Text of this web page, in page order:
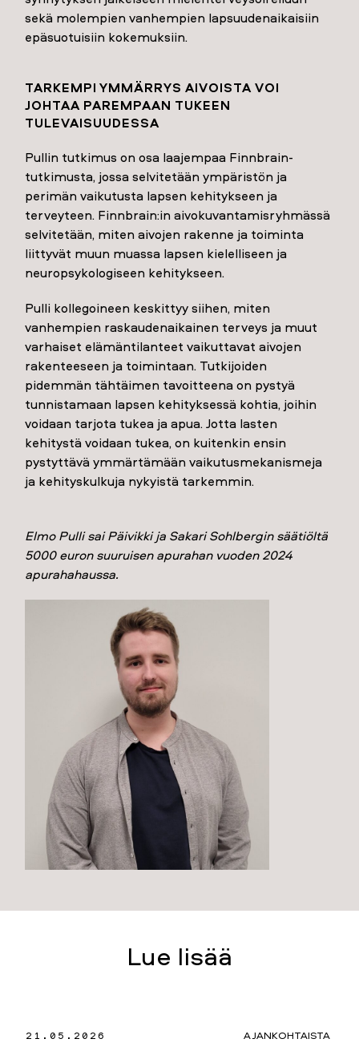
sekä molempien vanhempien lapsuudenaikaisiin
epäsuotuisiin kokemuksiin.
TARKEMPI YMMÄRRYS AIVOISTA VOI
JOHTAA PAREMPAAN TUKEEN
TULEVAISUUDESSA
Pullin tutkimus on osa laajempaa Finnbrain-
tutkimusta, jossa selvitetään ympäristön ja
perimän vaikutusta lapsen kehitykseen ja
terveyteen. Finnbrain:in aivokuvantamisryhmässä
selvitetään, miten aivojen rakenne ja toiminta
liittyvät muun muassa lapsen kielelliseen ja
neuropsykologiseen kehitykseen.
Pulli kollegoineen keskittyy siihen, miten
vanhempien raskaudenaikainen terveys ja muut
varhaiset elämäntilanteet vaikuttavat aivojen
rakenteeseen ja toimintaan. Tutkijoiden
pidemmän tähtäimen tavoitteena on pystyä
tunnistamaan lapsen kehityksessä kohtia, joihin
voidaan tarjota tukea ja apua. Jotta lasten
kehitystä voidaan tukea, on kuitenkin ensin
pystyttävä ymmärtämään vaikutusmekanismeja
ja kehityskulkuja nykyistä tarkemmin.
Elmo Pulli sai Päivikki ja Sakari Sohlbergin säätiöltä
5000 euron suuruisen apurahan vuoden 2024
apurahahaussa.
Lue lisää
21.05.2026 AJANKOHTAISTA